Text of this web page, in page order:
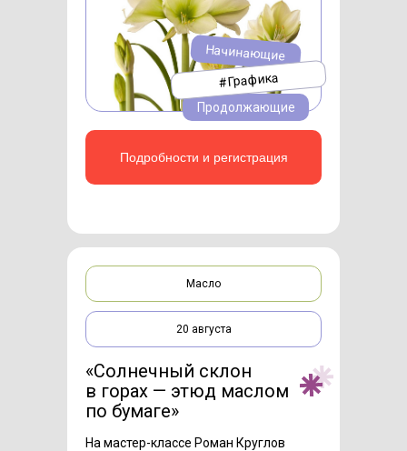
Подробности и регистрация
Продолжающие
Начинающие
#Графика
На мастер-классе Роман Круглов
20 августа
Масло
«Солнечный склон
в горах — этюд маслом
по бумаге»